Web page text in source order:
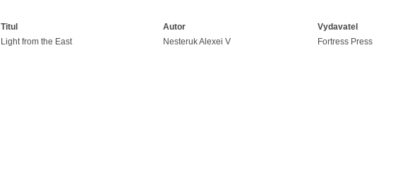
Titul Autor Vydavatel
Light from the East
Nesteruk Alexei V Fortress Press